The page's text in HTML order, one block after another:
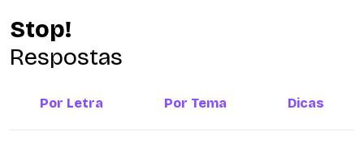
Stop!
Respostas
Por Letra Por Tema Dicas